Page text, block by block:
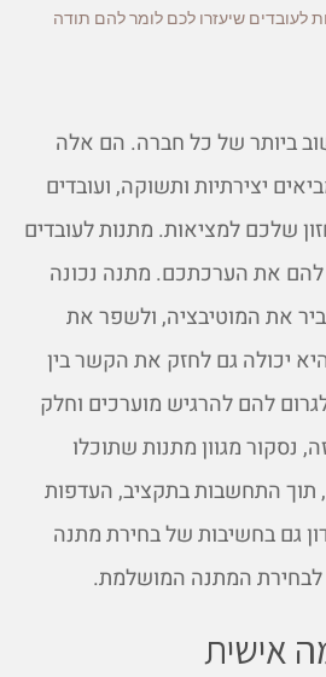
לעובדים שיעזרו לכם לומר להם תודה
ביותר של כל חברה. הם אלה
יצירתיות ותשוקה, ועובדים
שלכם למציאות. מתנות לעובדים
להם את הערכתכם. מתנה נכונה
את המוטיבציה, ולשפר את
יכולה גם לחזק את הקשר בין
להם להרגיש מוערכים וחלק
נסקור מגוון מתנות שתוכלו
תוך התחשבות בתקציב, העדפות
גם בחשיבות של בחירת מתנה
לבחירת המתנה המושלמת.
אישית